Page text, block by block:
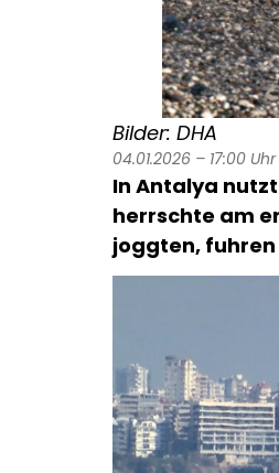
Bilder: DHA
04.01.2026 – 17:00 Uhr
In Antalya
herrschte am
joggten,